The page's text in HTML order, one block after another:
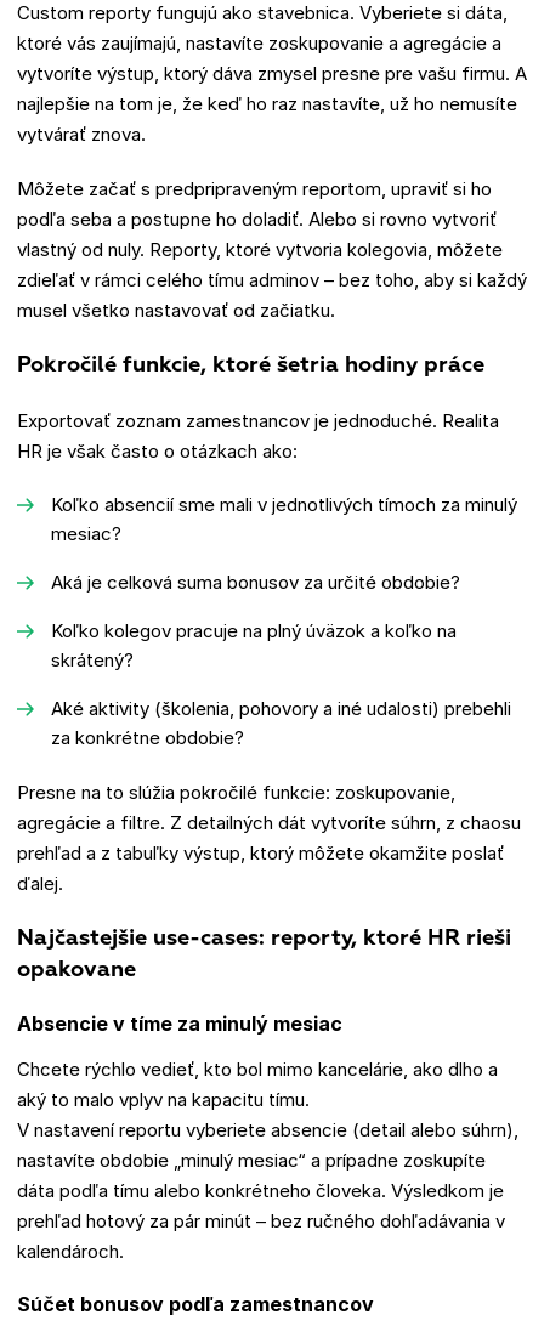
Custom reporty fungujú ako stavebnica. Vyberiete si dáta,
ktoré vás zaujímajú, nastavíte zoskupovanie a agregácie a
vytvoríte výstup, ktorý dáva zmysel presne pre vašu firmu. A
najlepšie na tom je, že keď ho raz nastavíte, už ho nemusíte
vytvárať znova.
Môžete začať s predpripraveným reportom, upraviť si ho
podľa seba a postupne ho doladiť. Alebo si rovno vytvoriť
vlastný od nuly. Reporty, ktoré vytvoria kolegovia, môžete
zdieľať v rámci celého tímu adminov – bez toho, aby si každý
musel všetko nastavovať od začiatku.
Pokročilé funkcie, ktoré šetria hodiny práce
Exportovať zoznam zamestnancov je jednoduché. Realita
HR je však často o otázkach ako:
Koľko absencií sme mali v jednotlivých tímoch za minulý
mesiac?
Aká je celková suma bonusov za určité obdobie?
Koľko kolegov pracuje na plný úväzok a koľko na
skrátený?
Aké aktivity (školenia, pohovory a iné udalosti) prebehli
za konkrétne obdobie?
Presne na to slúžia pokročilé funkcie: zoskupovanie,
agregácie a filtre. Z detailných dát vytvoríte súhrn, z chaosu
prehľad a z tabuľky výstup, ktorý môžete okamžite poslať
ďalej.
Najčastejšie use-cases: reporty, ktoré HR rieši
opakovane
Absencie v tíme za minulý mesiac
Chcete rýchlo vedieť, kto bol mimo kancelárie, ako dlho a
aký to malo vplyv na kapacitu tímu.
V nastavení reportu vyberiete absencie (detail alebo súhrn),
nastavíte obdobie „minulý mesiac“ a prípadne zoskupíte
dáta podľa tímu alebo konkrétneho človeka. Výsledkom je
prehľad hotový za pár minút – bez ručného dohľadávania v
kalendároch.
Súčet bonusov podľa zamestnancov